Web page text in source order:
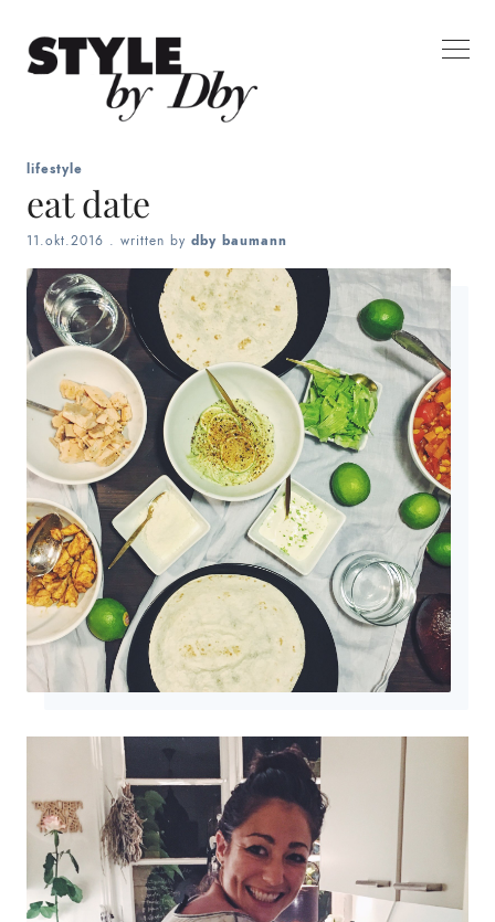
lifestyle
eat date
11.okt.2016 . written by dby baumann